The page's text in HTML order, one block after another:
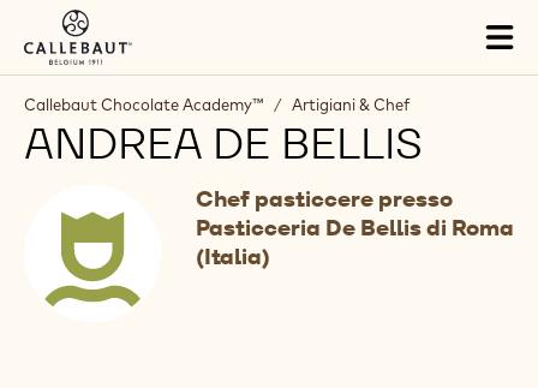
Skip to main content
Callebaut Chocolate Academy™ / Artigiani & Chef
ANDREA DE BELLIS
Chef pasticcere presso
Pasticceria De Bellis di Roma
(Italia)